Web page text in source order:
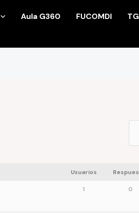
Aula G360 FUCOMDI
Usuarios
1 0